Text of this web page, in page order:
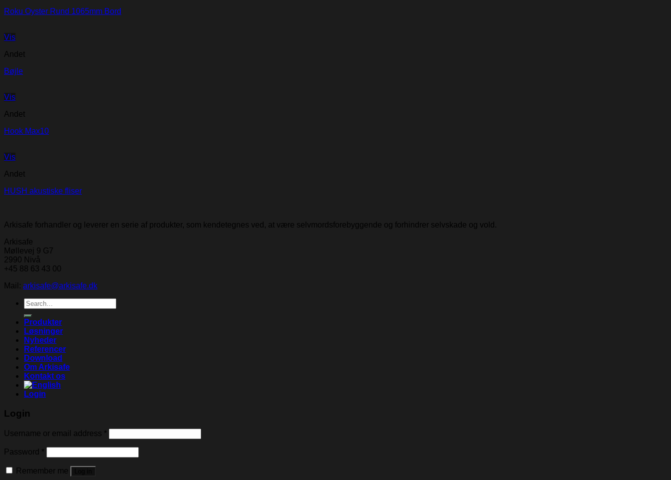
Roku Oyster Rund 1065mm Bord
Vis
Andet
Bøjle
Vis
Andet
Hook Max10
Vis
Andet
HUSH akustiske fliser
Arkisafe forhandler og leverer en serie af produkter, som kendetegnes ved, at være selvmordsforebyggende og forhindrer selvskade og vold.
Arkisafe
Møllevej 9 G7
2990 Nivå
+45 88 63 43 00
Mail: arkisafe@arkisafe.dk
Search
for:
Produkter
Løsninger
Nyheder
Referencer
Download
Om Arkisafe
Kontakt os
Login
Login
Username or email address *
Password *
Remember me